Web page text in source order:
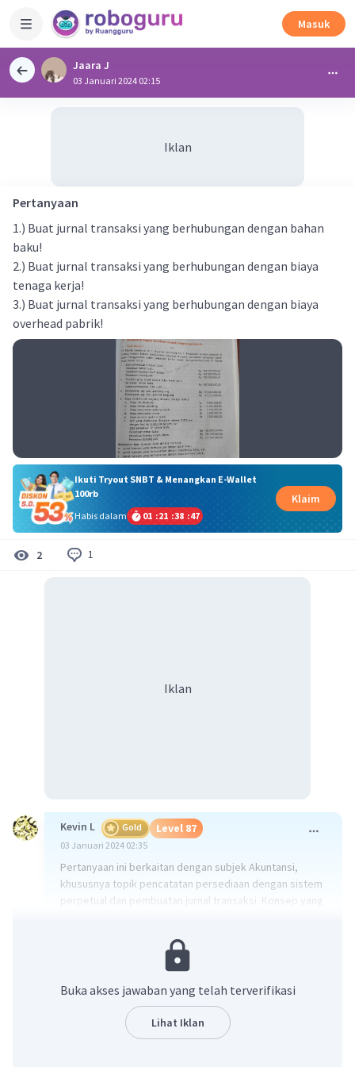
Masuk
Jaara J
03 Januari 2024 02:15
Iklan
Pertanyaan
1.) Buat jurnal transaksi yang berhubungan dengan bahan
baku!
2.) Buat jurnal transaksi yang berhubungan dengan biaya
tenaga kerja!
3.) Buat jurnal transaksi yang berhubungan dengan biaya
overhead pabrik!
Ikuti Tryout SNBT & Menangkan E-Wallet
100rb
Habis dalam
01 :21 :38 :47
Klaim
2 1
Iklan
Kevin L Gold Level 87
03 Januari 2024 02:35
Pertanyaan ini berkaitan dengan subjek Akuntansi,
khususnya topik pencatatan persediaan dengan sistem
perpetual dan pembuatan jurnal transaksi. Konsep yang
dan upah, serta biaya overhead pabrik.
Penjelasan:
1. Jurnal transaksi yang berhubungan dengan bahan
Buka akses jawaban yang telah terverifikasi
Lihat Iklan